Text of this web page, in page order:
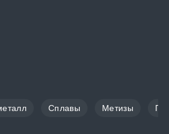
Сплавы Метизы